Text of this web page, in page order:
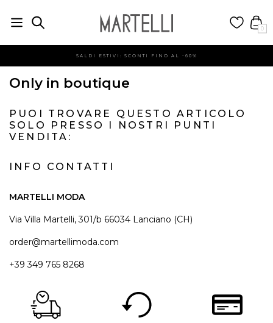
0
SALDI ESTIVI: SCONTI FINO AL -60%
Only in boutique
PUOI TROVARE QUESTO ARTICOLO
SOLO PRESSO I NOSTRI PUNTI
VENDITA:
INFO CONTATTI
MARTELLI MODA
Via Villa Martelli, 301/b 66034 Lanciano (CH)
order@martellimoda.com
+39 349 765 8268